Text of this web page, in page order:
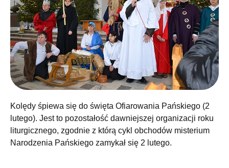
Kolędy śpiewa się do święta Ofiarowania Pańskiego (2
lutego). Jest to pozostałość dawniejszej organizacji roku
liturgicznego, zgodnie z którą cykl obchodów misterium
Narodzenia Pańskiego zamykał się 2 lutego.